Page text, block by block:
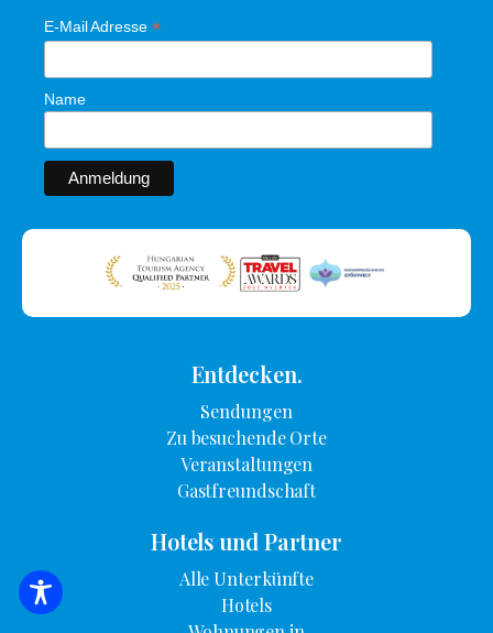
SUCHE NACH UNTERKUNFT
E-Mail Adresse *
Name
Entdecken.
Sendungen
Zu besuchende Orte
Veranstaltungen
Gastfreundschaft
Hotels und Partner
Alle Unterkünfte
Hotels